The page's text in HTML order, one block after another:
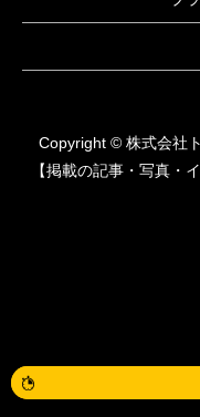
Copyright © 株式会社
【掲載の記事・写真・